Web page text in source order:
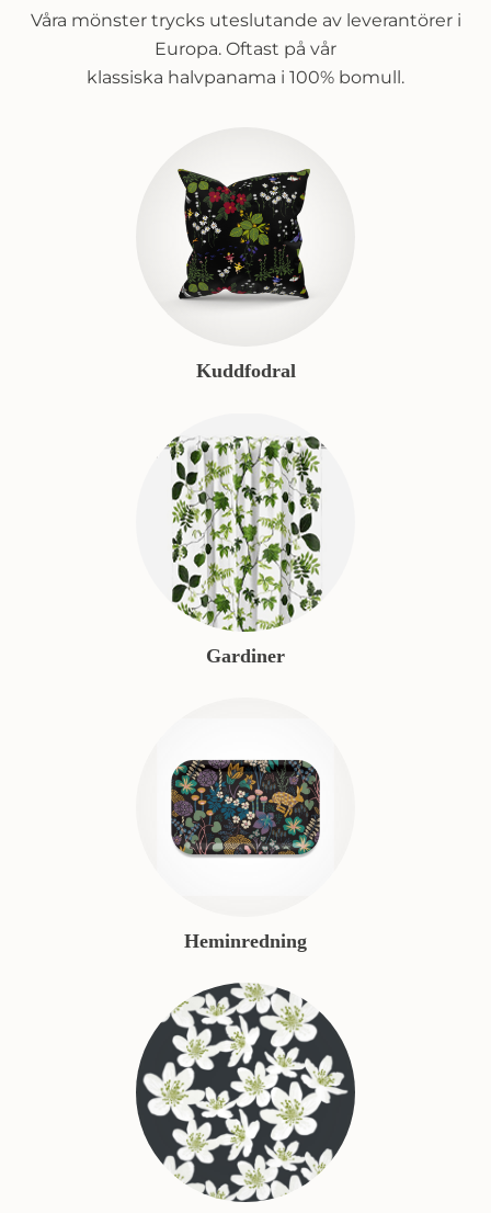
Våra mönster trycks uteslutande av leverantörer i
Europa. Oftast på vår
klassiska halvpanama i 100% bomull.
Kuddfodral
Gardiner
Heminredning